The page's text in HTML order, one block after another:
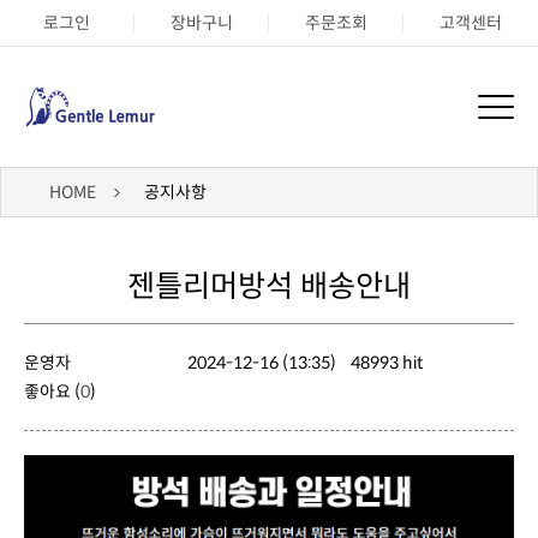
로그인 장바구니 주문조회 고객센터
HOME 공지사항
젠틀리머방석 배송안내
운영자 2024-12-16 (13:35)
48993 hit
좋아요 (0)